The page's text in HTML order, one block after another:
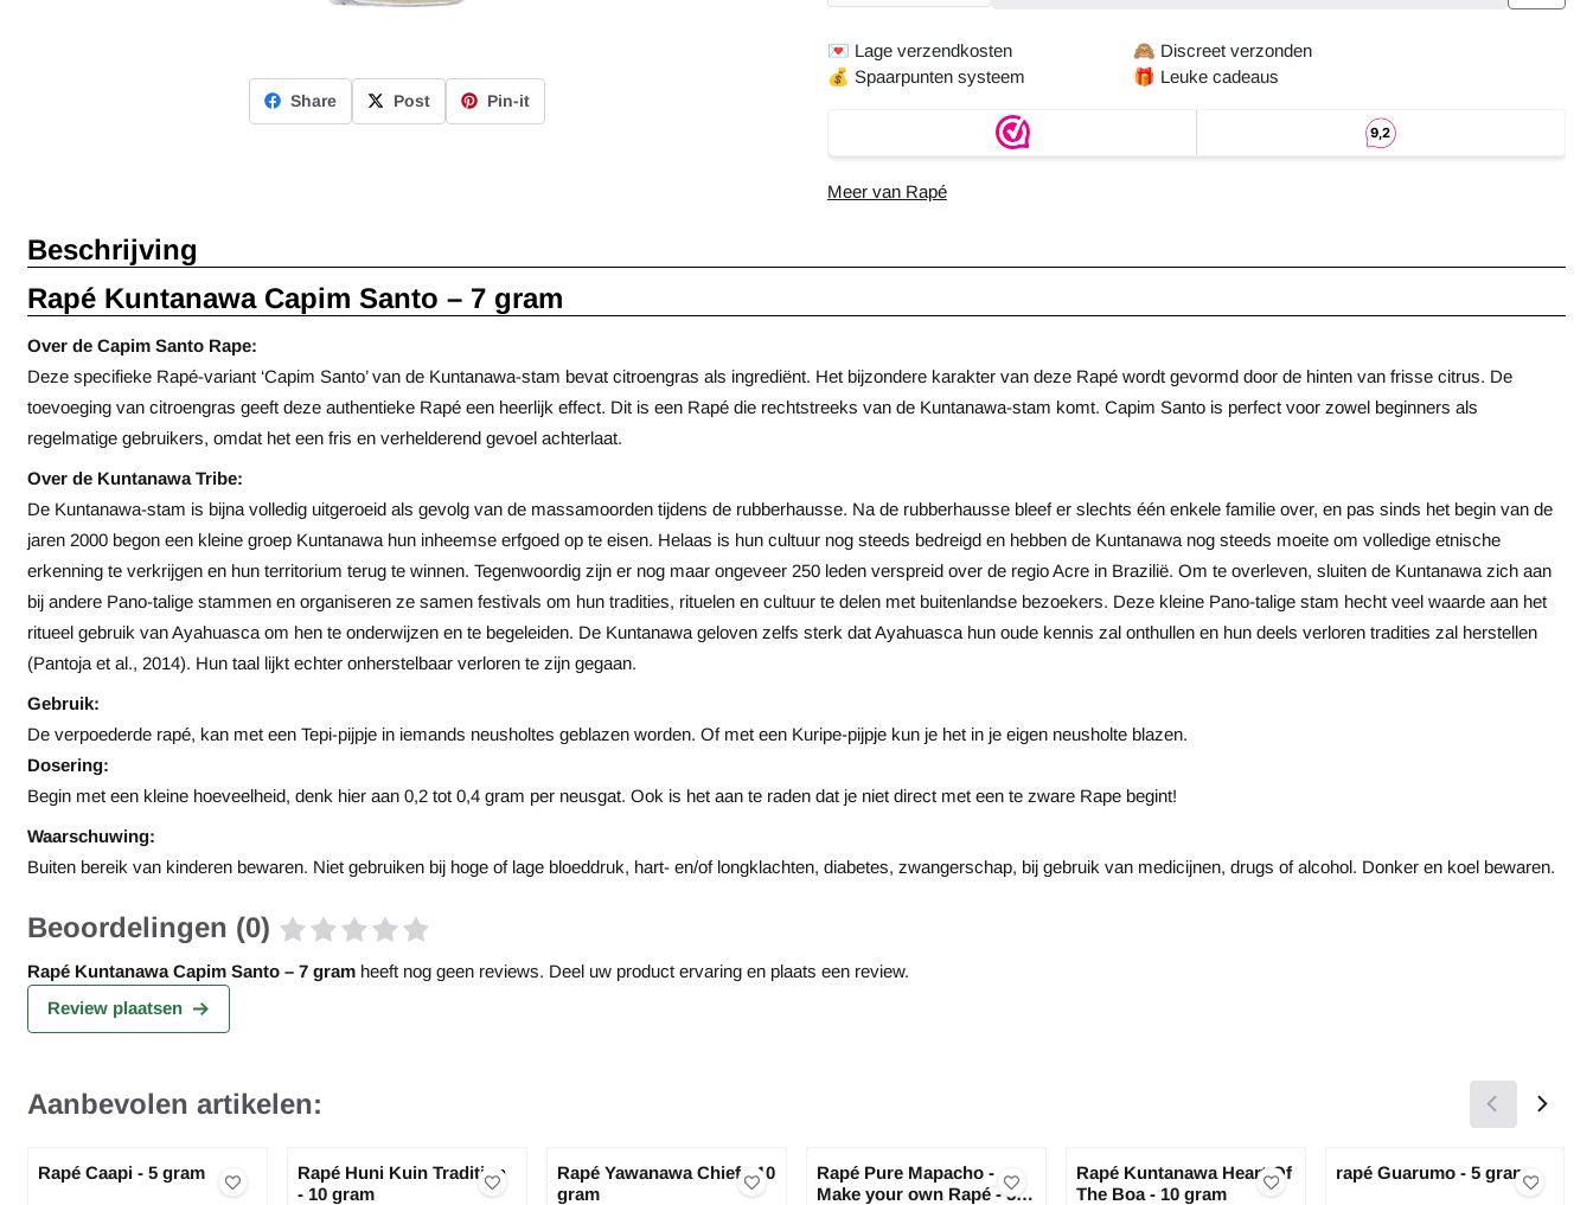
Share Post Pin-it
💌 Lage verzendkosten 🙈 Discreet verzonden
💰 Spaarpunten systeem 🎁 Leuke cadeaus
Meer van Rapé
Beschrijving
Rapé Kuntanawa Capim Santo – 7 gram
Over de Capim Santo Rape:
Deze specifieke Rapé-variant ‘Capim Santo’ van de Kuntanawa-stam bevat citroengras als ingrediënt. Het bijzondere karakter van deze Rapé wordt gevormd door de hinten van frisse citrus. De
toevoeging van citroengras geeft deze authentieke Rapé een heerlijk effect. Dit is een Rapé die rechtstreeks van de Kuntanawa-stam komt. Capim Santo is perfect voor zowel beginners als
regelmatige gebruikers, omdat het een fris en verhelderend gevoel achterlaat.
Over de Kuntanawa Tribe:
De Kuntanawa-stam is bijna volledig uitgeroeid als gevolg van de massamoorden tijdens de rubberhausse. Na de rubberhausse bleef er slechts één enkele familie over, en pas sinds het begin van de
jaren 2000 begon een kleine groep Kuntanawa hun inheemse erfgoed op te eisen. Helaas is hun cultuur nog steeds bedreigd en hebben de Kuntanawa nog steeds moeite om volledige etnische
erkenning te verkrijgen en hun territorium terug te winnen. Tegenwoordig zijn er nog maar ongeveer 250 leden verspreid over de regio Acre in Brazilië. Om te overleven, sluiten de Kuntanawa zich aan
bij andere Pano-talige stammen en organiseren ze samen festivals om hun tradities, rituelen en cultuur te delen met buitenlandse bezoekers. Deze kleine Pano-talige stam hecht veel waarde aan het
ritueel gebruik van Ayahuasca om hen te onderwijzen en te begeleiden. De Kuntanawa geloven zelfs sterk dat Ayahuasca hun oude kennis zal onthullen en hun deels verloren tradities zal herstellen
(Pantoja et al., 2014). Hun taal lijkt echter onherstelbaar verloren te zijn gegaan.
Gebruik:
De verpoederde rapé, kan met een Tepi-pijpje in iemands neusholtes geblazen worden. Of met een Kuripe-pijpje kun je het in je eigen neusholte blazen.
Dosering:
Begin met een kleine hoeveelheid, denk hier aan 0,2 tot 0,4 gram per neusgat. Ook is het aan te raden dat je niet direct met een te zware Rape begint!
Waarschuwing:
Buiten bereik van kinderen bewaren. Niet gebruiken bij hoge of lage bloeddruk, hart- en/of longklachten, diabetes, zwangerschap, bij gebruik van medicijnen, drugs of alcohol. Donker en koel bewaren.
Beoordelingen (0)
Rapé Kuntanawa Capim Santo – 7 gram heeft nog geen reviews. Deel uw product ervaring en plaats een review.
Review plaatsen
Aanbevolen artikelen:
Rapé Caapi - 5 gram
Rapé Huni Kuin Tradition
- 10 gram
Rapé Yawanawa Chief - 10
gram
Rapé Pure Mapacho -
Make your own Rapé - 5
Rapé Kuntanawa Heart Of
The Boa - 10 gram
rapé Guarumo - 5 gram